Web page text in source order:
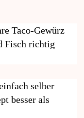
Taco-Gewürz
Fisch richtig
selber
besser als